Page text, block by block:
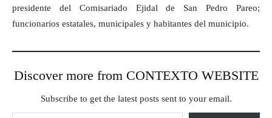
presidente del Comisariado Ejidal de San Pedro Pareo;
funcionarios estatales, municipales y habitantes del municipio.
Discover more from CONTEXTO WEBSITE
Subscribe to get the latest posts sent to your email.
Type your email…